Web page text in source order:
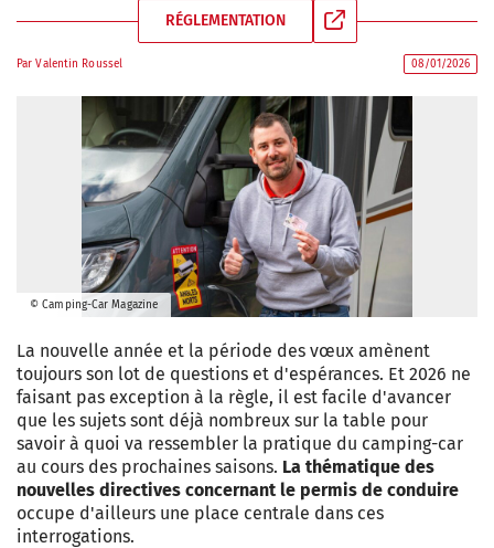
RÉGLEMENTATION
ParValentin Roussel 08/01/2026
© Camping-Car Magazine
La nouvelle année et la période des vœux amènent
toujours son lot de questions et d'espérances. Et 2026 ne
faisant pas exception à la règle, il est facile d'avancer
que les sujets sont déjà nombreux sur la table pour
savoir à quoi va ressembler la pratique du camping-car
au cours des prochaines saisons. La thématique des
nouvelles directives concernant le permis de conduire
occupe d'ailleurs une place centrale dans ces
interrogations.